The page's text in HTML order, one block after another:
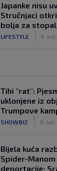
Japanke nisu
Stručnjaci
bolja za
LIFESTYLE 6. kol.
Tihi "rat":
uklonjene iz
Trumpove
SHOWBIZ 9. kol.
Bijela kuća
Spider-
deportacije: